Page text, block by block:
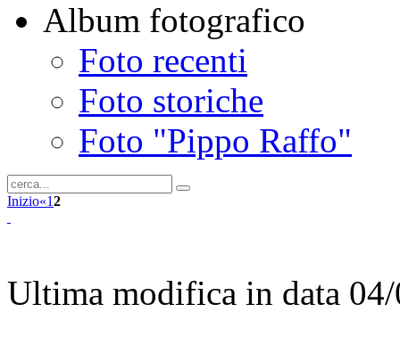
Album fotografico
Foto recenti
Foto storiche
Foto "Pippo Raffo"
Inizio«12
Ultima modifica in data